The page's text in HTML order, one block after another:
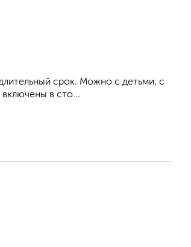
срок. Можно с детьми, с
в сто...